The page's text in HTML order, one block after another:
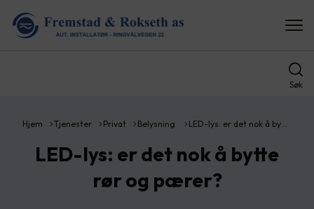
Søk
Hjem Tjenester Privat Belysning LED-lys: er det nok å by…
LED-lys: er det nok å bytte
rør og pærer?